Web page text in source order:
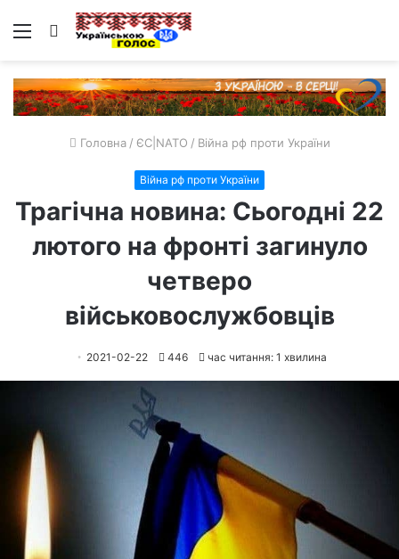
Меню Пошук
Головна / ЄС|NATO / Війна рф проти України
Війна рф проти України
Трагічна новина: Сьогодні 22
лютого на фронті загинуло
четверо
військовослужбовців
2021-02-22 446 час читання: 1 хвилина